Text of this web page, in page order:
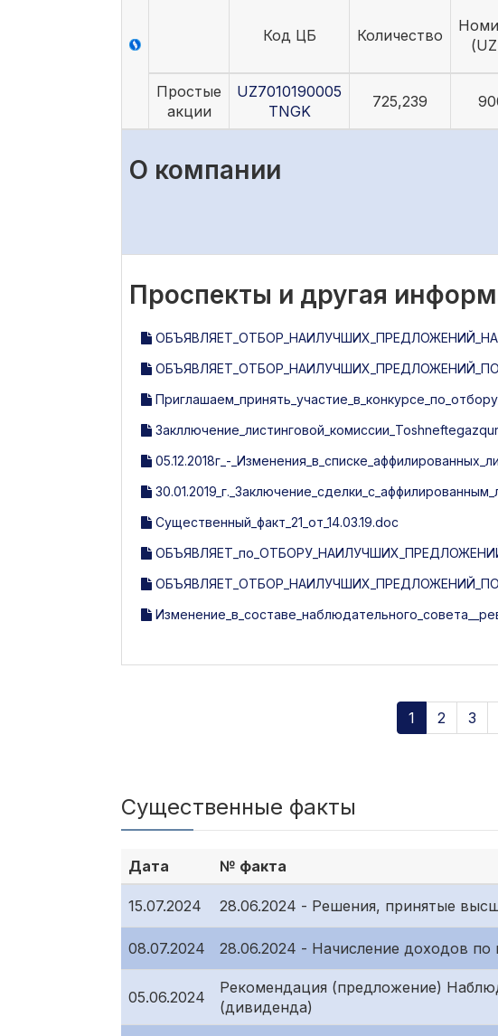
Код ЦБ Количество
Простые
акции
UZ7010190005
TNGK
725,239
О компании
Проспекты и другая
05.12.2018г_-
Существенный_факт_21_от_14.03.19.doc
1 2 3
Существенные факты
Дата № факта
15.07.2024 28.06.2024 - Решения, принятые
08.07.2024 28.06.2024 - Начисление доходов
05.06.2024
Рекомендация (предложение)
(дивиденда)